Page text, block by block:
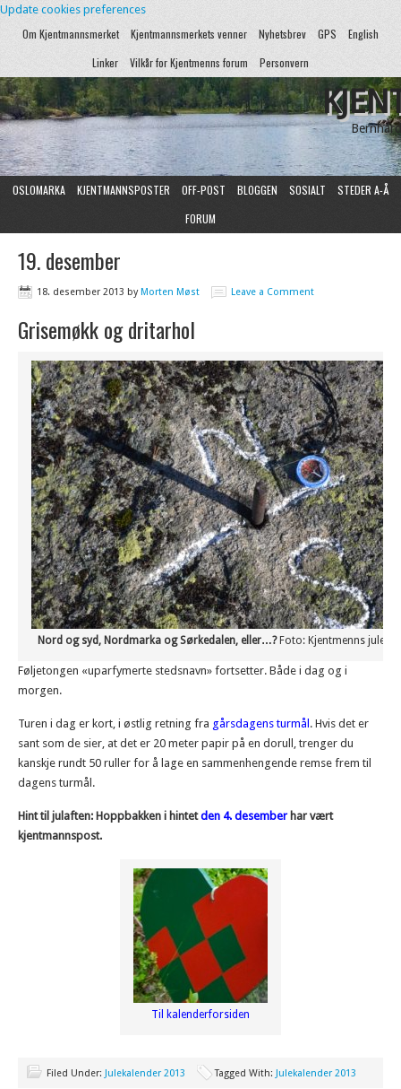
Update cookies preferences
Om Kjentmannsmerket Kjentmannsmerkets venner Nyhetsbrev GPS
English
Linker
Vilkår for Kjentmenns forum Personvern
OSLOMARKA KJENTMANNSPOSTER OFF-POST BLOGGEN SOSIALT
STEDER A-Å
FORUM
19. desember
18. desember 2013 byMorten Møst Leave a Comment
Grisemøkk og dritarhol
Nord og syd, Nordmarka og Sørkedalen, eller…?Foto: Kjentmenns
Føljetongen «uparfymerte stedsnavn» fortsetter. Både i dag og i
morgen.
Turen i dag er kort, i østlig retning fra gårsdagens turmål . Hvis det er
sant som de sier, at det er 20 meter papir på en dorull, trenger du
kanskje rundt 50 ruller for å lage en sammenhengende remse frem til
dagens turmål.
Hint til julaften: Hoppbakken i hintetden 4. desember har vært
kjentmannspost.
Til kalenderforsiden
Filed Under: Julekalender 2013 Tagged With: Julekalender 2013